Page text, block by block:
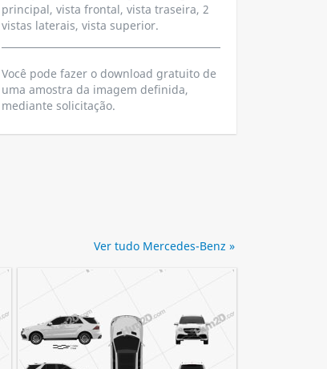
principal, vista frontal, vista traseira, 2
vistas laterais, vista superior.
Você pode fazer o download gratuito de
uma amostra da imagem definida,
mediante solicitação.
Ver tudo Mercedes-Benz »